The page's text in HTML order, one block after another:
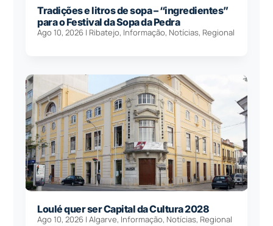
Tradições e litros de sopa – “ingredientes”
para o Festival da Sopa da Pedra
Ago 10, 2026 | Ribatejo, Informação, Notícias, Regional
Loulé quer ser Capital da Cultura 2028
Ago 10, 2026 |Algarve, Informação, Notícias, Regional